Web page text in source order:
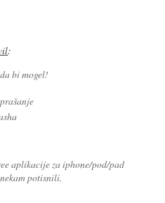
:
bi mogel!
aplikacije za iphone/pod/pad
potisnili.